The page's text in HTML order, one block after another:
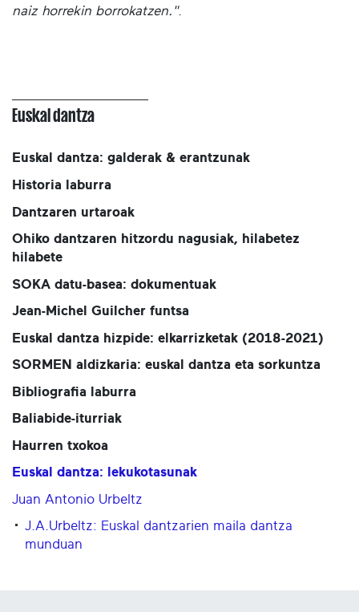
naiz horrekin borrokatzen.".
Euskal dantza
Euskal dantza: galderak & erantzunak
Historia laburra
Dantzaren urtaroak
Ohiko dantzaren hitzordu nagusiak, hilabetez
hilabete
SOKA datu-basea: dokumentuak
Jean-Michel Guilcher funtsa
Euskal dantza hizpide: elkarrizketak (2018-2021)
SORMEN aldizkaria: euskal dantza eta sorkuntza
Bibliografia laburra
Baliabide-iturriak
Haurren txokoa
Euskal dantza: lekukotasunak
Juan Antonio Urbeltz
J.A.Urbeltz: Euskal dantzarien maila dantza
munduan